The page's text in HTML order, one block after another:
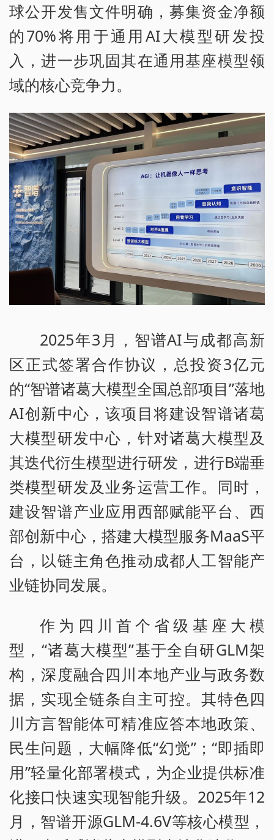
球公开发售文件明确，募集资金净额
的70%将用于通用AI大模型研发投
入，进一步巩固其在通用基座模型领
域的核心竞争力。
2025年3月，智谱AI与成都高新
区正式签署合作协议，总投资3亿元
的“智谱诸葛大模型全国总部项目”落地
AI创新中心，该项目将建设智谱诸葛
大模型研发中心，针对诸葛大模型及
其迭代衍生模型进行研发，进行B端垂
类模型研发及业务运营工作。同时，
建设智谱产业应用西部赋能平台、西
部创新中心，搭建大模型服务MaaS平
台，以链主角色推动成都人工智能产
业链协同发展。
作为四川首个省级基座大模
型，“诸葛大模型”基于全自研GLM架
构，深度融合四川本地产业与政务数
据，实现全链条自主可控。其特色四
川方言智能体可精准应答本地政策、
民生问题，大幅降低“幻觉”；“即插即
用”轻量化部署模式，为企业提供标准
化接口快速实现智能升级。2025年12
月，智谱开源GLM-4.6V等核心模型，